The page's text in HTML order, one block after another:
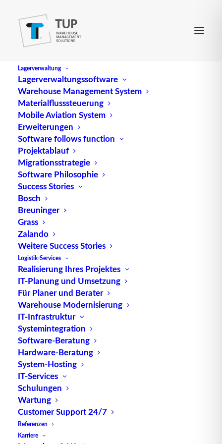
Lagerverwaltung
Lagerverwaltungssoftware
Warehouse Management System
Materialflusssteuerung
Mobile Aviation System
Erweiterungen
Software follows function
Projektablauf
Migrationsstrategie
Software Philosophie
Success Stories
Bosch
Breuninger
Grass
Zalando
Weitere Success Stories
Logistik-Services
Realisierung Ihres Projektes
IT-Planung und Umsetzung
Für Planer und Berater
Warehouse Modernisierung
IT-Infrastruktur
Systemintegration
Software-Beratung
Hardware-Beratung
System-Hosting
IT-Services
Schulungen
Wartung
Customer Support 24/7
Referenzen
Karriere
SML.BUMP - MDE-Wechsel
so einfach wie kontaktloses
Bezahlen
Der Griff zur kleinen Plastikkarte bei
Bezahlvorgängen wird immer seltener,…
by TUP Redaktion